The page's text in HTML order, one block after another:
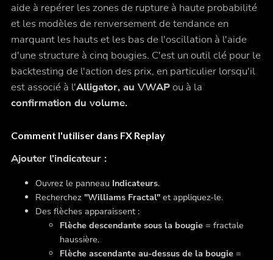
aide à repérer les zones de rupture à haute probabilité
et les modèles de renversement de tendance en
marquant les hauts et les bas de l'oscillation à l'aide
d'une structure à cinq bougies. C'est un outil clé pour le
backtesting de l'action des prix, en particulier lorsqu'il
est associé à l'Alligator, au VWAPou à la
confirmation du volume.
Comment l'utiliser dans FX Replay
Ajouter l'indicateur :
Ouvrez le panneau Indicateurs.
Recherchez "Williams Fractal"et appliquez-le.
Des flèches apparaissent :
Flèche descendante sous la bougie= fractale
haussière.
Flèche ascendante au-dessus de la bougie=